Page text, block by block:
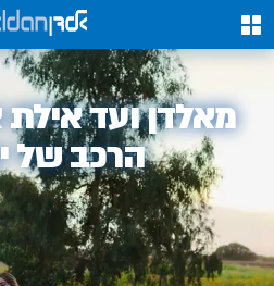
0
אלדן
מאלדן ועד
הרכב של